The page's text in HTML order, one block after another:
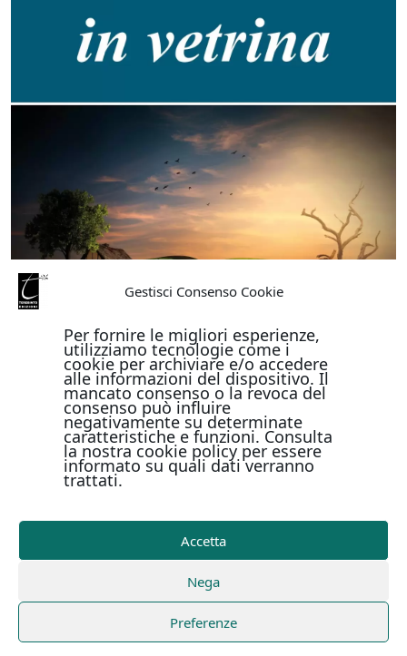
Gestisci Consenso Cookie
Per fornire le migliori esperienze,
utilizziamo tecnologie come i
cookie per archiviare e/o accedere
alle informazioni del dispositivo. Il
mancato consenso o la revoca del
consenso può influire
negativamente su determinate
caratteristiche e funzioni. Consulta
la nostra cookie policy per essere
informato su quali dati verranno
trattati.
Accetta
Nega
Preferenze